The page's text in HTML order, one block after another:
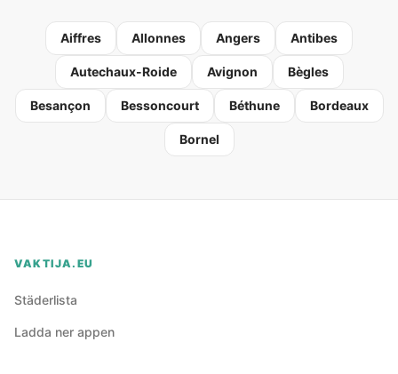
Aiffres Allonnes Angers Antibes
Autechaux-Roide Avignon Bègles
Besançon Bessoncourt Béthune Bordeaux
Bornel
VAKTIJA.EU
Städerlista
Ladda ner appen